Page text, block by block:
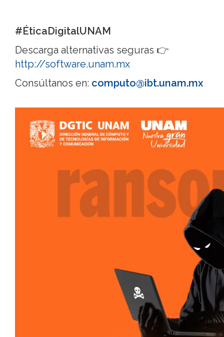
#ÉticaDigitalUNAM
Descarga alternativas seguras 👉
http://software.unam.mx
Consúltanos en: computo@ibt.unam.mx